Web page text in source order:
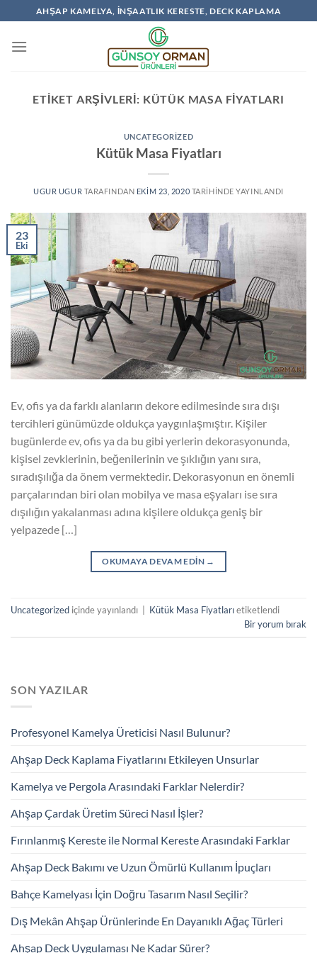
AHŞAP KAMELYA, İNŞAATLIK KERESTE, DECK KAPLAMA
ETIKET ARŞIVLERI: KÜTÜK MASA FIYATLARI
UNCATEGORIZED
Kütük Masa Fiyatları
UGUR UGUR TARAFINDAN EKIM 23, 2020 TARIHINDE YAYINLANDI
23
Eki
Ev, ofis ya da farklı alanların dekore edilmesinde sıra dışı
tercihleri günümüzde oldukça yaygınlaşmıştır. Kişiler
bugünlerde ev, ofis ya da bu gibi yerlerin dekorasyonunda,
kişisel zevklerinin, beğenilerinin ve şıklığın yanı sıra,
sıradışılığa da önem vermektedir. Dekorasyonun en önemli
parçalarından biri olan mobilya ve masa eşyaları ise sıra
dışılığın yakalanması adına kişilere oldukça geniş bir
yelpazede […]
OKUMAYA DEVAM EDIN →
Uncategorized içinde yayınlandı Kütük Masa Fiyatlarıetiketlendi
Bir yorum bırak
SON YAZILAR
Profesyonel Kamelya Üreticisi Nasıl Bulunur?
Ahşap Deck Kaplama Fiyatlarını Etkileyen Unsurlar
Kamelya ve Pergola Arasındaki Farklar Nelerdir?
Ahşap Çardak Üretim Süreci Nasıl İşler?
Fırınlanmış Kereste ile Normal Kereste Arasındaki Farklar
Ahşap Deck Bakımı ve Uzun Ömürlü Kullanım İpuçları
Bahçe Kamelyası İçin Doğru Tasarım Nasıl Seçilir?
Dış Mekân Ahşap Ürünlerinde En Dayanıklı Ağaç Türleri
Ahşap Deck Uygulaması Ne Kadar Sürer?